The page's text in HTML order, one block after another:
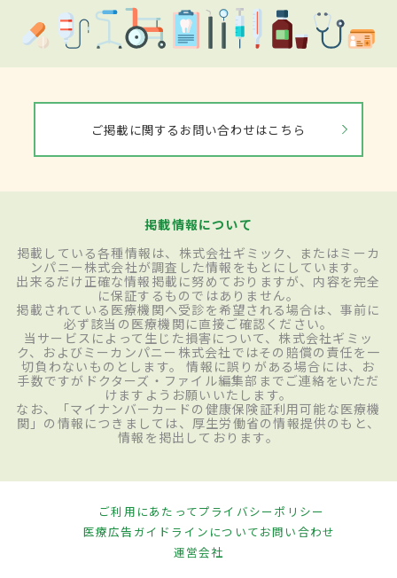
ご掲載に関するお問い合わせはこちら
掲載情報について
掲載している各種情報は、株式会社ギミック、またはミーカ
ンパニー株式会社が調査した情報をもとにしています。
出来るだけ正確な情報掲載に努めておりますが、内容を完全
に保証するものではありません。
掲載されている医療機関へ受診を希望される場合は、事前に
必ず該当の医療機関に直接ご確認ください。
当サービスによって生じた損害について、株式会社ギミッ
ク、およびミーカンパニー株式会社ではその賠償の責任を一
切負わないものとします。 情報に誤りがある場合には、お
手数ですがドクターズ・ファイル編集部までご連絡をいただ
けますようお願いいたします。
なお、「マイナンバーカードの健康保険証利用可能な医療機
関」の情報につきましては、厚生労働省の情報提供のもと、
情報を掲出しております。
ご利用にあたってプライバシーポリシー
医療広告ガイドラインについてお問い合わせ
運営会社